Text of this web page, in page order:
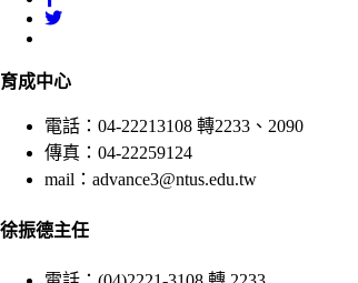
育成中心
電話：04-22213108 轉2233、2090
​傳真：04-22259124
mail：advance3@ntus.edu.tw
徐振德主任